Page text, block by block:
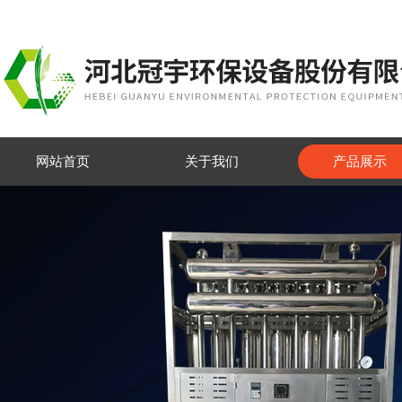
网站首页 关于我们 产品展示